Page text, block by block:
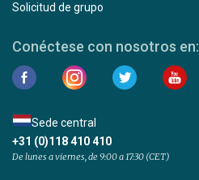
Solicitud de grupo
Conéctese con nosotros en:
Sede central
+31 (0)118 410 410
De lunes a viernes, de 9:00 a 17:30 (CET)